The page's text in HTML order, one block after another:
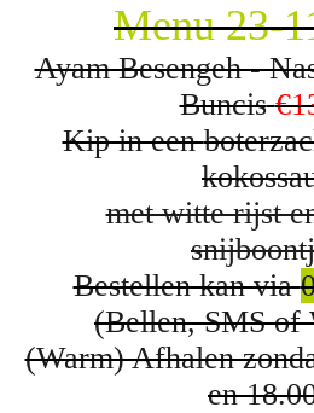
Menu 23-
Ayam Besengeh -
Buncis
Kip in een
met witte rijst
Bestellen kan via
(Bellen, SMS of
(Warm) Afhalen
en